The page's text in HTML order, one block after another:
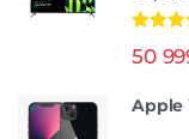
из 5
50
Apple